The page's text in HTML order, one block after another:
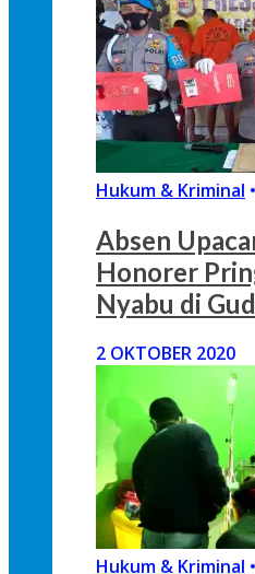
Hukum & Kriminal •
Absen
Honorer
Nyabu di
2 OKTOBER 2020
Hukum & Kriminal •